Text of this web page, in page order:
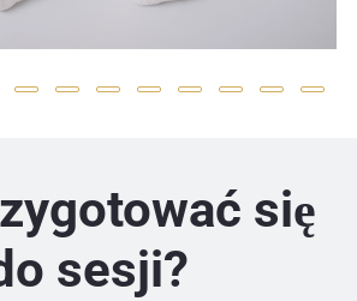
się
sesji?